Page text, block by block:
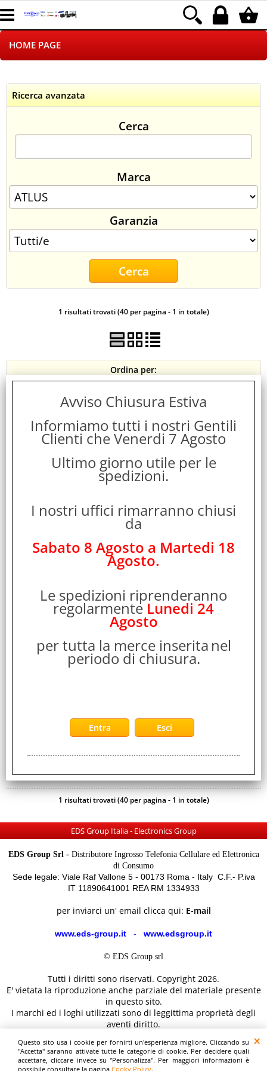
Questo sito usa i cookie per fornirti un'esperienza migliore. Cliccando su
"Accetta" saranno attivate tutte le categorie di cookie. Per decidere quali
accettare, cliccare invece su "Personalizza". Per maggiori informazioni è
possibile consultare la pagina Cooky Policy.
HOME PAGE
LOGISTICA
NEGOZI ON LINE
SINCRONIZZATI CON NOI
SPEDIZIONI
CONTATTI
Ricerca avanzata
Cerca
Marca
Garanzia
1 risultati trovati (40 per pagina - 1 in totale)
Ordina per:
ATLUS PS4 PERSONA 5 STRIKERS
Marca:
Cod. Produttore:
1062813
Unisciti ai Ladri Fantasma e lotta contro la corruzione che
Non Disponibile
1 risultati trovati (40 per pagina - 1 in totale)
EDS Group Italia - Electronics Group
EDS Group Srl -Distributore Ingrosso Telefonia Cellulare ed Elettronica
di Consumo
Sede legale: Viale Raf Vallone 5 - 00173 Roma - Italy C.F.- P.iva
IT 11890641001 REA RM 1334933
per inviarci un' email clicca qui: E-mail
www.eds-group.it - www.edsgroup.it
© EDS Group srl
Tutti i diritti sono riservati. Copyright 2026.
E' vietata la riproduzione anche parziale del materiale presente
in questo sito.
I marchi ed i loghi utilizzati sono di leggittima proprietà degli
aventi diritto.
scopo illustrativo fanno fede i dettagli sul sito del costruttore.
Avviso Chiusura Estiva
Informiamo tutti i nostri Gentili
Clienti che Venerdi 7 Agosto
Ultimo giorno utile per le
spedizioni.
I nostri uffici rimarranno chiusi
da
Sabato 8 Agosto a Martedi 18
Agosto.
Le spedizioni riprenderanno
regolarmente Lunedi 24
Agosto
per tutta la merce inserita nel
periodo di chiusura.